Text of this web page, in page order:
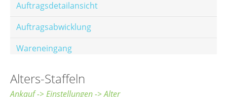
Auftragsdetailansicht
Auftragsabwicklung
Wareneingang
E-Mail-Templates
Alters-Staffeln
Ankauf -> Einstellungen -> Alter